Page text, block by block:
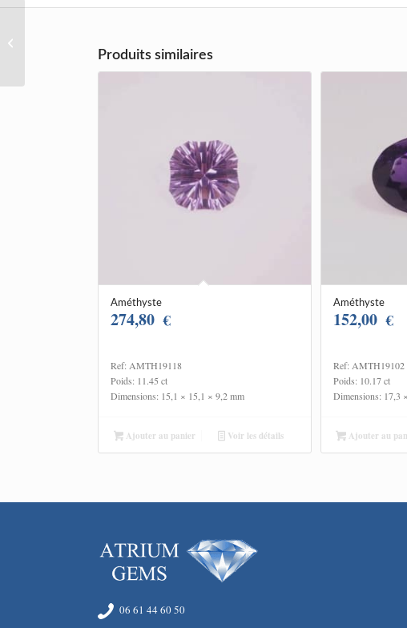
Produits similaires
Améthyste
274,80 €
Ref: AMTH19118
Poids: 11.45 ct
Dimensions: 15,1 × 15,1 × 9,2 mm
Ajouter au panier Voir les détails
Améthyste
152,00 €
Ref: AMTH19102
Poids: 10.17 ct
Dimensions: 17,3
Ajouter au
06 61 44 60 50